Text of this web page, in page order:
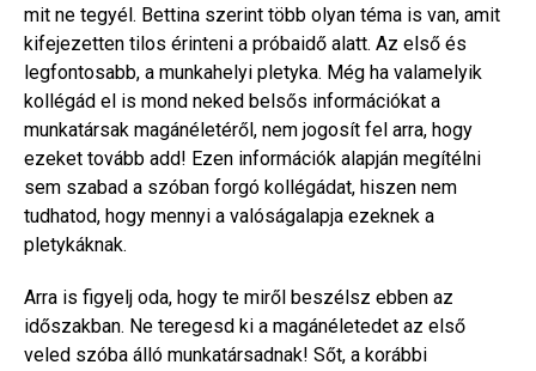
mit ne tegyél. Bettina szerint több olyan téma is van, amit
kifejezetten tilos érinteni a próbaidő alatt. Az első és
legfontosabb, a munkahelyi pletyka. Még ha valamelyik
kollégád el is mond neked belsős információkat a
munkatársak magánéletéről, nem jogosít fel arra, hogy
ezeket tovább add! Ezen információk alapján megítélni
sem szabad a szóban forgó kollégádat, hiszen nem
tudhatod, hogy mennyi a valóságalapja ezeknek a
pletykáknak.
Arra is figyelj oda, hogy te miről beszélsz ebben az
időszakban. Ne teregesd ki a magánéletedet az első
veled szóba álló munkatársadnak! Sőt, a korábbi